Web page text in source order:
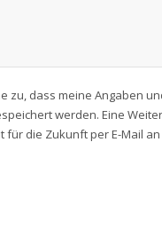
zu, dass meine Angaben
werden. Eine
für die Zukunft per E-Mail